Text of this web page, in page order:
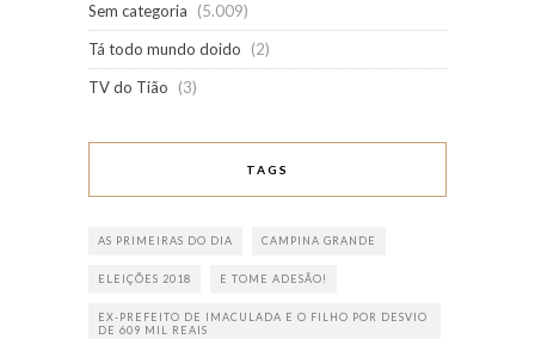
Sem categoria
(5.009)
Tá todo mundo doido
(2)
TV do Tião
(3)
TAGS
AS PRIMEIRAS DO DIA CAMPINA GRANDE
ELEIÇÕES 2018 E TOME ADESÃO!
EX-PREFEITO DE IMACULADA E O FILHO POR DESVIO
DE 609 MIL REAIS